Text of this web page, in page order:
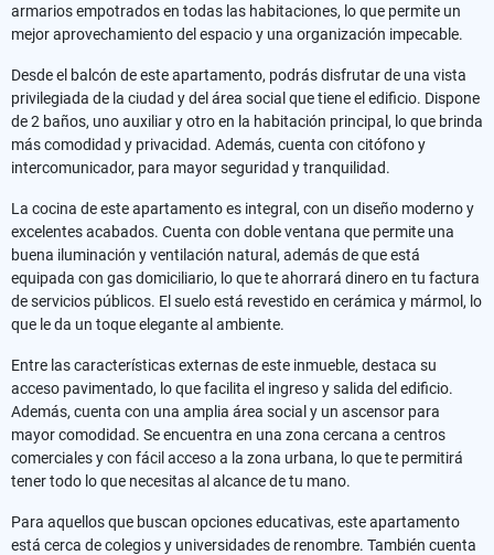
armarios empotrados en todas las habitaciones, lo que permite un
mejor aprovechamiento del espacio y una organización impecable.
Desde el balcón de este apartamento, podrás disfrutar de una vista
privilegiada de la ciudad y del área social que tiene el edificio. Dispone
de 2 baños, uno auxiliar y otro en la habitación principal, lo que brinda
más comodidad y privacidad. Además, cuenta con citófono y
intercomunicador, para mayor seguridad y tranquilidad.
La cocina de este apartamento es integral, con un diseño moderno y
excelentes acabados. Cuenta con doble ventana que permite una
buena iluminación y ventilación natural, además de que está
equipada con gas domiciliario, lo que te ahorrará dinero en tu factura
de servicios públicos. El suelo está revestido en cerámica y mármol, lo
que le da un toque elegante al ambiente.
Entre las características externas de este inmueble, destaca su
acceso pavimentado, lo que facilita el ingreso y salida del edificio.
Además, cuenta con una amplia área social y un ascensor para
mayor comodidad. Se encuentra en una zona cercana a centros
comerciales y con fácil acceso a la zona urbana, lo que te permitirá
tener todo lo que necesitas al alcance de tu mano.
Para aquellos que buscan opciones educativas, este apartamento
está cerca de colegios y universidades de renombre. También cuenta